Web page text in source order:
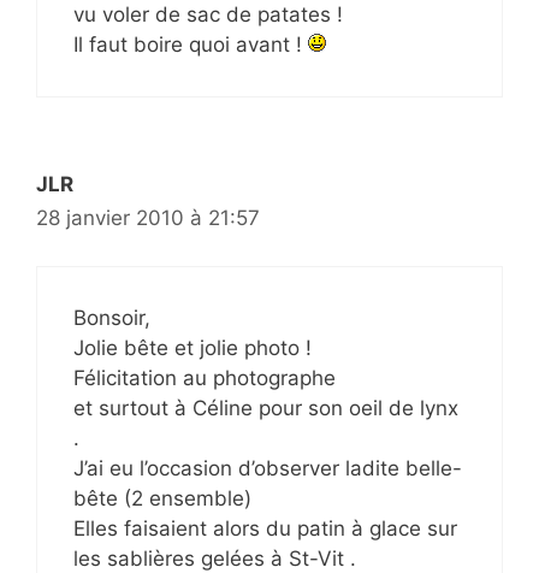
vu voler de sac de patates !
Il faut boire quoi avant !
JLR
28 janvier 2010 à 21:57
Bonsoir,
Jolie bête et jolie photo !
Félicitation au photographe
et surtout à Céline pour son oeil de lynx
.
J’ai eu l’occasion d’observer ladite belle-
bête (2 ensemble)
Elles faisaient alors du patin à glace sur
les sablières gelées à St-Vit .